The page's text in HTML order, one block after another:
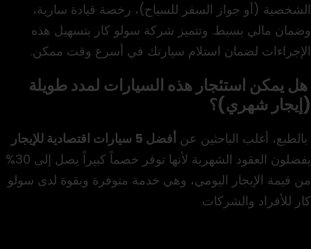
الشخصية (أو جواز السفر للسياح)، رخصة قيادة سارية،
وضمان مالي بسيط. وتتميز شركة سولو كار بتسهيل هذه
الإجراءات لضمان استلام سيارتك في أسرع وقت ممكن.
هل يمكن استئجار هذه السيارات لمدد طويلة
(إيجار شهري)؟
بالطبع، أغلب الباحثين عن أفضل 5 سيارات اقتصادية للإيجار
يفضلون العقود الشهرية لأنها توفر خصماً كبيراً يصل إلى 30%
من قيمة الإيجار اليومي، وهي خدمة متوفرة وبقوة لدى سولو
كار للأفراد والشركات